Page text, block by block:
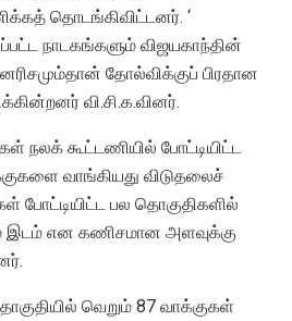
தொடங்கிவிட்டனர். ‘
நாடகங்களும் விஜயகாந்தின்
தோல்விக்குப் பிரதான
வி.சி.க.வினர்.
நலக் கூட்டணியில் போட்டியிட்ட
வாங்கியது விடுதலைச்
போட்டியிட்ட பல தொகுதிகளில்
இடம் என கணிசமான அளவுக்கு
வெறும் 87 வாக்குகள்